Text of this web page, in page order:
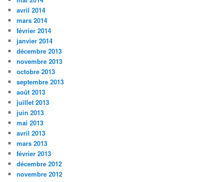
avril 2014
mars 2014
février 2014
janvier 2014
décembre 2013
novembre 2013
octobre 2013
septembre 2013
août 2013
juillet 2013
juin 2013
mai 2013
avril 2013
mars 2013
février 2013
décembre 2012
novembre 2012